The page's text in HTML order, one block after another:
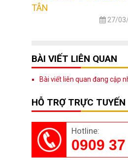
TÂN
27/
BÀI VIẾT LIÊN QUAN
Bài viết liên quan đang cập
HỖ TRỢ TRỰC TUYẾN
Hotline:
0909